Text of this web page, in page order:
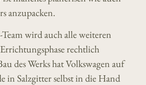
anzupacken.
wird auch alle weiteren
rechtlich
des Werks hat Volkswagen auf
in Salzgitter selbst in die Hand